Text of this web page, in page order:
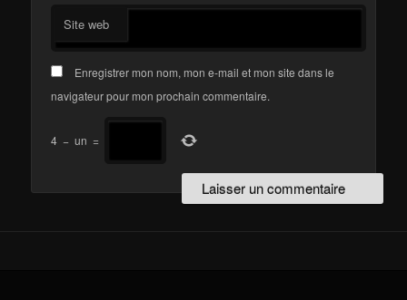
Site web
Enregistrer mon nom, mon e-mail et mon site dans le
navigateur pour mon prochain commentaire.
4 − un =